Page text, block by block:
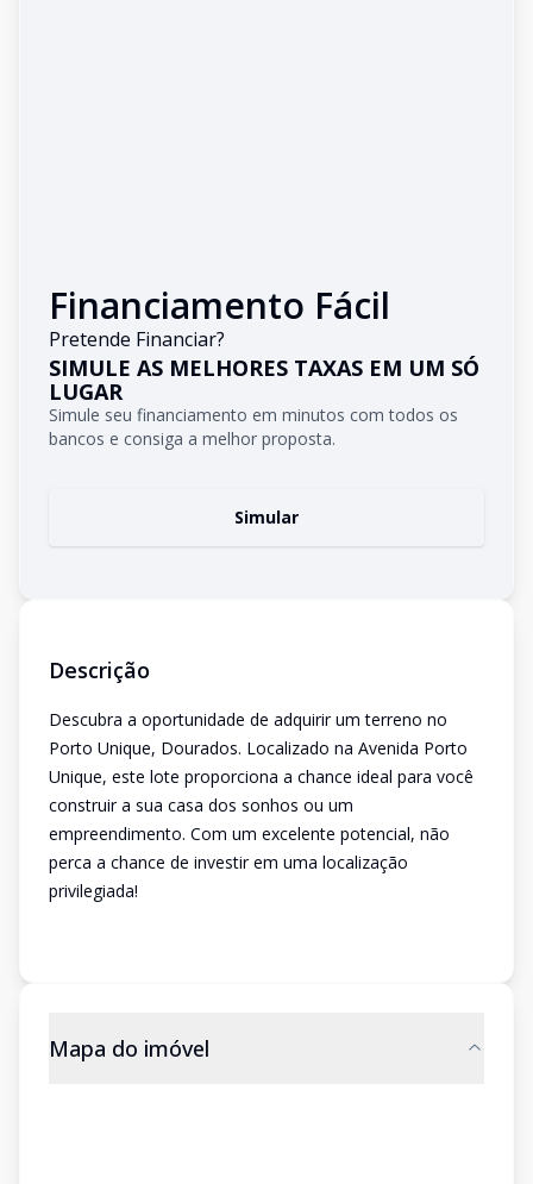
Financiamento Fácil
Pretende Financiar?
SIMULE AS MELHORES TAXAS EM UM SÓ
LUGAR
Simule seu financiamento em minutos com todos os
bancos e consiga a melhor proposta.
Simular
Descrição
Descubra a oportunidade de adquirir um terreno no
Porto Unique, Dourados. Localizado na Avenida Porto
Unique, este lote proporciona a chance ideal para você
construir a sua casa dos sonhos ou um
empreendimento. Com um excelente potencial, não
perca a chance de investir em uma localização
privilegiada!
Mapa do imóvel